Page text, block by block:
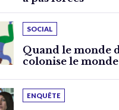
SOCIAL
Quand le monde
colonise le
ENQUÊTE